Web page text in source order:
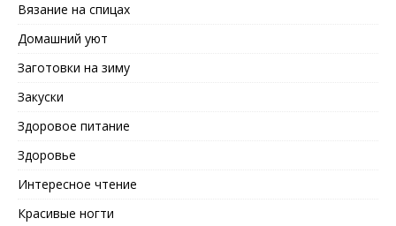
Вязание на спицах
Домашний уют
Заготовки на зиму
Закуски
Здоровое питание
Здоровье
Интересное чтение
Красивые ногти